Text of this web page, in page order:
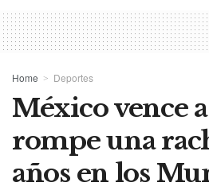
Home Deportes
México vence
rompe una
años en los